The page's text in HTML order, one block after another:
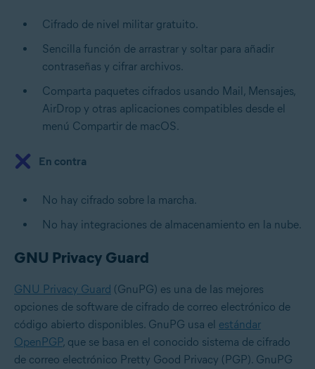
Cifrado de nivel militar gratuito.
Sencilla función de arrastrar y soltar para añadir
contraseñas y cifrar archivos.
Comparta paquetes cifrados usando Mail, Mensajes,
AirDrop y otras aplicaciones compatibles desde el
menú Compartir de macOS.
En contra
No hay cifrado sobre la marcha.
No hay integraciones de almacenamiento en la nube.
GNU Privacy Guard
GNU Privacy Guard (GnuPG) es una de las mejores
opciones de software de cifrado de correo electrónico de
código abierto disponibles. GnuPG usa el estándar
OpenPGP, que se basa en el conocido sistema de cifrado
de correo electrónico Pretty Good Privacy (PGP). GnuPG